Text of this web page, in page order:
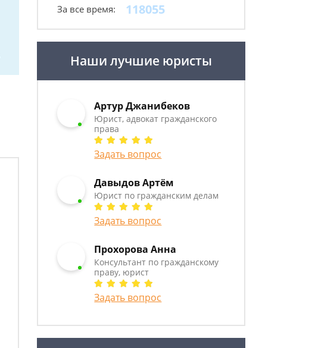
За все время: 118055
Наши лучшие юристы
Артур Джанибеков
Юрист, адвокат гражданского
права
Задать вопрос
Давыдов Артём
Юрист по гражданским делам
Задать вопрос
Прохорова Анна
Консультант по гражданскому
праву, юрист
Задать вопрос